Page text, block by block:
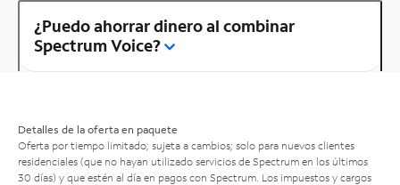
¿Puedo ahorrar dinero al combinar
Spectrum Voice?
Detalles de la oferta en paquete
Oferta por tiempo limitado; sujeta a cambios; solo para nuevos clientes
residenciales (que no hayan utilizado servicios de Spectrum en los últimos
30 días) y que estén al día en pagos con Spectrum. Los impuestos y cargos